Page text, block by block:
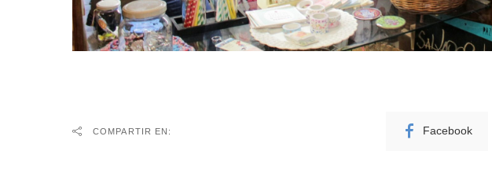
COMPARTIR EN: Facebook